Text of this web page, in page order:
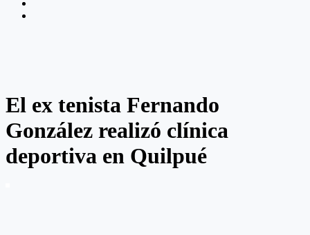
El ex tenista Fernando
González realizó clínica
deportiva en Quilpué